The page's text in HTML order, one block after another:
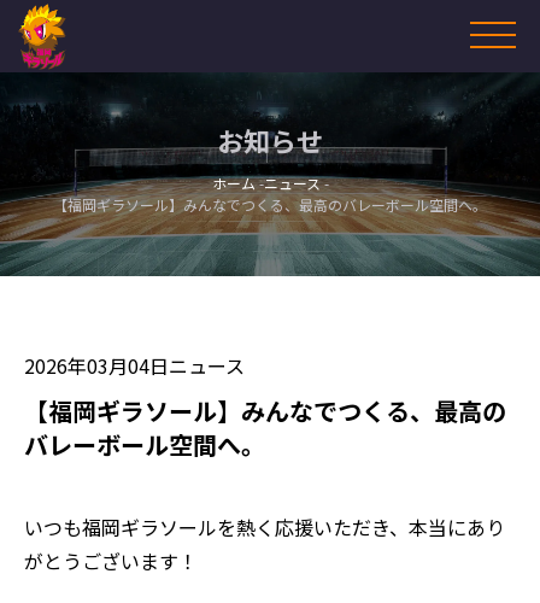
お知らせ
ホーム ニュース
【福岡ギラソール】みんなでつくる、最高のバレーボール空間へ。
2026年03月04日ニュース
【福岡ギラソール】みんなでつくる、最高の
バレーボール空間へ。
いつも福岡ギラソールを熱く応援いただき、本当にあり
がとうございます！